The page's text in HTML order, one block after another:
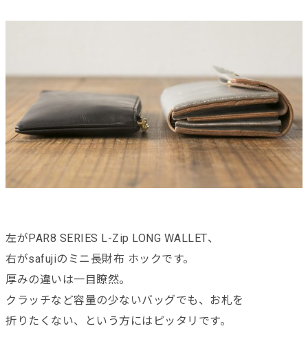
左がPAR8 SERIES L-Zip LONG WALLET、
右がsafujiのミニ長財布 ホックです。
厚みの違いは一目瞭然。
クラッチなど容量の少ないバッグでも、お札を
折りたくない、という方にはピッタリです。